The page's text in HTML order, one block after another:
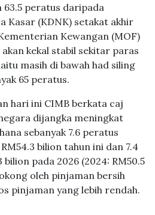
63.5 peratus daripada
Kasar (KDNK) setakat akhir
Kewangan (MOF)
kekal stabil sekitar paras
masih di bawah had siling
65 peratus.
hari ini CIMB berkata caj
dijangka meningkat
sebanyak 7.6 peratus
bilion tahun ini dan 7.4
pada 2026 (2024: RM50.5
oleh pinjaman bersih
pinjaman yang lebih rendah.